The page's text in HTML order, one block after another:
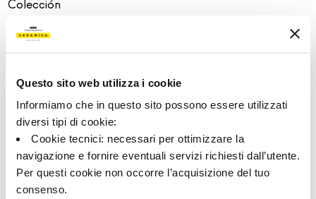
Questo sito web utilizza i cookie
Informiamo che in questo sito possono essere utilizzati
diversi tipi di cookie:
Cookie tecnici: necessari per ottimizzare la
navigazione e fornire eventuali servizi richiesti dall’utente.
Per questi cookie non occorre l’acquisizione del tuo
consenso.
Colección
00761
Color:
Tipo:
Pizas especiales
Formato:
30.0x60.0
Acabado:
opaco
V3
Unidad de medida:
PZ